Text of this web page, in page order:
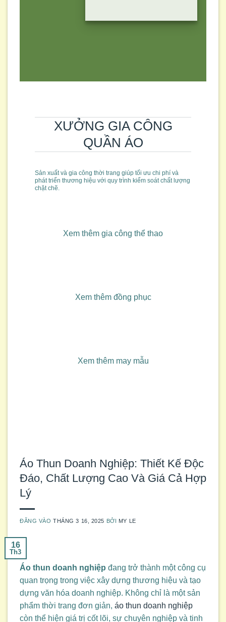
XƯỞNG GIA CÔNG
QUẦN ÁO
Sản xuất và gia công thời trang giúp tối ưu chi phí và
phát triển thương hiệu với quy trình kiểm soát chất lượng
chặt chẽ.
Xem thêm gia công thể thao
Xem thêm đồng phục
Xem thêm may mẫu
Áo Thun Doanh Nghiệp: Thiết Kế Độc
Đáo, Chất Lượng Cao Và Giá Cả Hợp
Lý
ĐĂNG VÀOTHÁNG 3 16, 2025 BỞI MY LE
16
Th3
Áo thun doanh nghiệp đang trở thành một công cụ
quan trọng trong việc xây dựng thương hiệu và tạo
dựng văn hóa doanh nghiệp. Không chỉ là một sản
phẩm thời trang đơn giản, áo thun doanh nghiệp
còn thể hiện giá trị cốt lõi, sự chuyên nghiệp và tinh